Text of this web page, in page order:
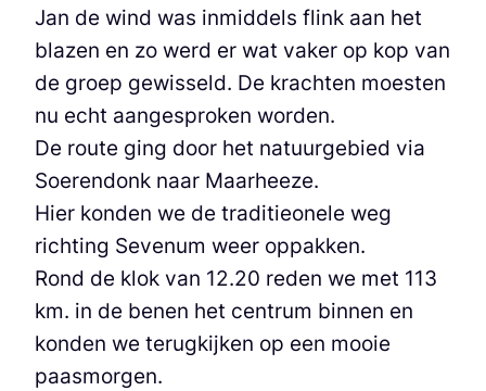
Jan de wind was inmiddels flink aan het
blazen en zo werd er wat vaker op kop van
de groep gewisseld. De krachten moesten
nu echt aangesproken worden.
De route ging door het natuurgebied via
Soerendonk naar Maarheeze.
Hier konden we de traditieonele weg
richting Sevenum weer oppakken.
Rond de klok van 12.20 reden we met 113
km. in de benen het centrum binnen en
konden we terugkijken op een mooie
paasmorgen.